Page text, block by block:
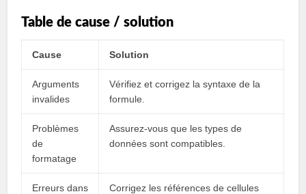
Table de cause / solution
Cause Solution
Arguments
invalides
Vérifiez et corrigez la syntaxe de la
formule.
Problèmes
de
formatage
Assurez-vous que les types de
données sont compatibles.
Erreurs dans
Corrigez les références de cellules